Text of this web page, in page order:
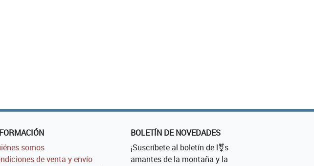
somos
de venta y envío
BOLETÍN DE NOVEDADES
¡Suscríbete al boletín de l⚧s
amantes de la montaña y la